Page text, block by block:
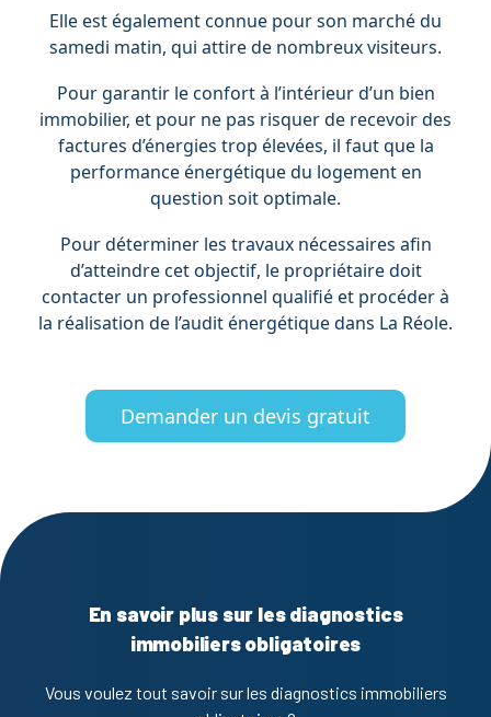
Elle est également connue pour son marché du
samedi matin, qui attire de nombreux visiteurs.
Pour garantir le confort à l’intérieur d’un bien
immobilier, et pour ne pas risquer de recevoir des
factures d’énergies trop élevées, il faut que la
performance énergétique du logement en
question soit optimale.
Pour déterminer les travaux nécessaires afin
d’atteindre cet objectif, le propriétaire doit
contacter un professionnel qualifié et procéder à
la réalisation de l’audit énergétique dans La Réole.
Demander un devis gratuit
En savoir plus sur les diagnostics
immobiliers obligatoires
Vous voulez tout savoir sur les diagnostics immobiliers